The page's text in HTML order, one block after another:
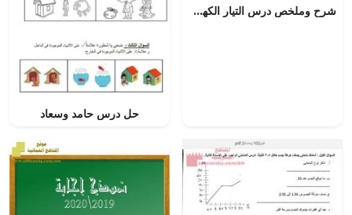
شرح وملخص درس التيار الكهربائي
حل درس حامد وسعاد